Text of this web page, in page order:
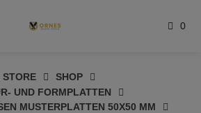
0
SHOP
UND FORMPLATTEN
MUSTERPLATTEN 50X50 MM